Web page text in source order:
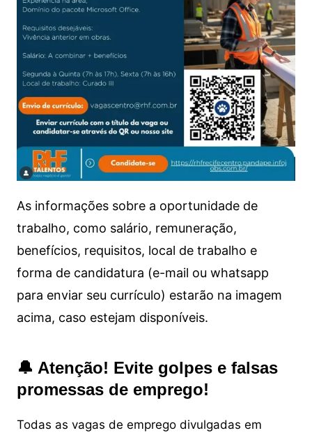
As informações sobre a oportunidade de
trabalho, como salário, remuneração,
benefícios, requisitos, local de trabalho e
forma de candidatura (e-mail ou whatsapp
para enviar seu currículo) estarão na imagem
acima, caso estejam disponíveis.
🔔 Atenção! Evite golpes e falsas
promessas de emprego!
Todas as vagas de emprego divulgadas em